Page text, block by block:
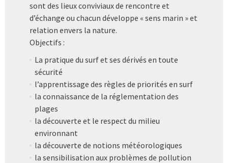
sont des lieux conviviaux de rencontre et
d’échange ou chacun développe « sens marin » et
relation envers la nature.
Objectifs :
La pratique du surf et ses dérivés en toute
sécurité
l’apprentissage des règles de priorités en surf
la connaissance de la réglementation des
plages
la découverte et le respect du milieu
environnant
la découverte de notions météorologiques
la sensibilisation aux problèmes de pollution